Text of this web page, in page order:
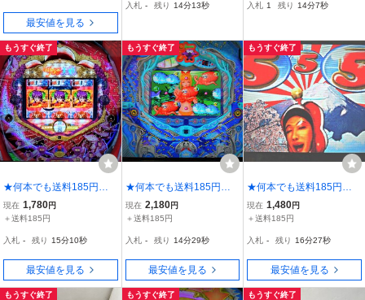
最安値を見る
入札 - 残り 14分11秒 入札 1 残り 14分5秒
もうすぐ終了
★何本でも送料185円★
PS2 パチンコCRサク
ラ大戦【実戦パチンコ必
現在 1,780円
＋送料185円
入札 - 残り 15分8秒
最安値を見る
もうすぐ終了
★何本でも送料185円★
PS2 パチパラ13
【パチンコCRスーパー海
し☆
現在 2,180円
＋送料185円
入札 - 残り 14分27秒
最安値を見る
もうすぐ終了
★何本でも送料185円★
PS2 パチってちょん
まげ達人3 (CR 柔キッズ
憲一のパチンコ
現在 1,480円
＋送料185円
入札 - 残り 16分25秒
最安値を見る
もうすぐ終了 もうすぐ終了 もうすぐ終了